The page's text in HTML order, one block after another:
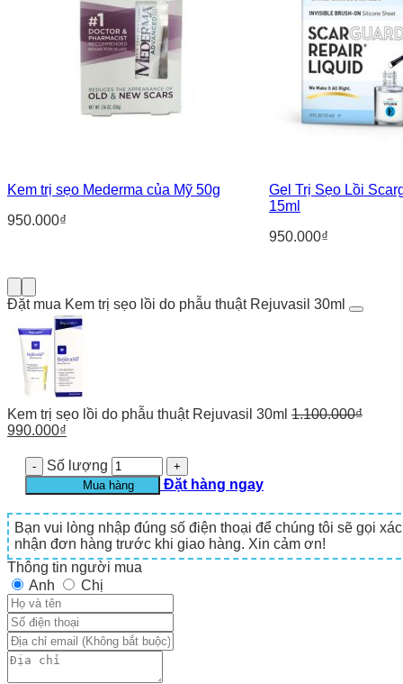
Kem trị sẹo Mederma của Mỹ 50g
950.000₫
Gel Trị Sẹo Lồi
15ml
950.000₫
Đặt mua Kem trị sẹo lồi do phẫu thuật Rejuvasil 30ml
Kem trị sẹo lồi do phẫu thuật Rejuvasil 30ml 1.100.000₫
990.000₫
Số lượng
Mua hàng Đặt hàng ngay
Bạn vui lòng nhập đúng số điện thoại để chúng tôi sẽ gọi xác
nhận đơn hàng trước khi giao hàng. Xin cảm ơn!
Thông tin người mua
Anh
Chị